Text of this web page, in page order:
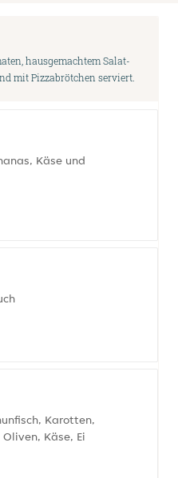
hausgemachtem Salat-
mit Pizzabrötchen serviert.
Käse und
Karotten,
Käse, Ei